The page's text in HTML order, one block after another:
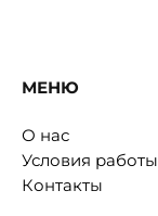
МЕНЮ
О нас
Условия работы
Контакты